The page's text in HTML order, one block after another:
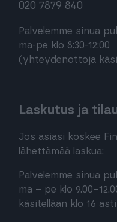
020 7879 840
Palvelemme sinua
ma-pe klo 8:30-12:00
(yhteydenottoja
Laskutus ja
Jos asiasi koskee
lähettämää laskua:
Palvelemme sinua
ma – pe klo
käsitellään klo 16